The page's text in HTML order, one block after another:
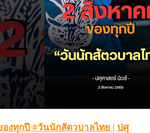
งทุกปี #วันนักสัตวบาลไทย | ปศุ